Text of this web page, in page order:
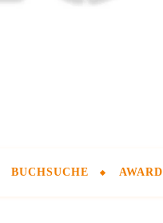
BUCHSUCHE AWARD